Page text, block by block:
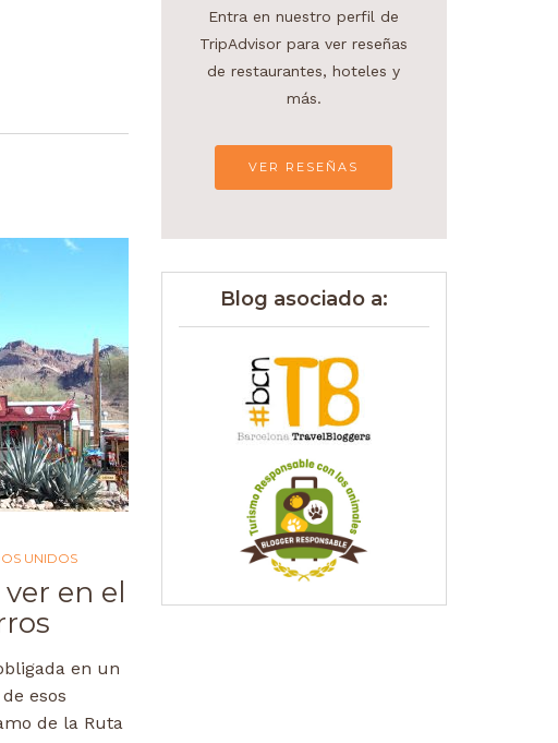
UNIDOS
en el
en un
esos
de la Ruta
Entra en nuestro perfil de
TripAdvisor para ver reseñas
de restaurantes, hoteles y
más.
VER RESEÑAS
Blog asociado a: